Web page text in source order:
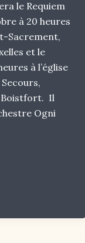
le Requiem
à 20 heures
Sacrement,
et le
à l’église
Boistfort. Il
Ogni